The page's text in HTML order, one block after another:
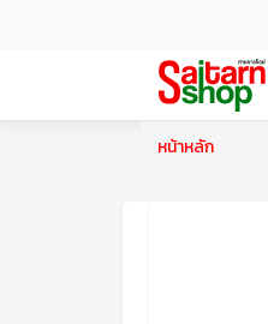
หน้าหลัก